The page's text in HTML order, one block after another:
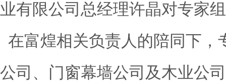
业有限公司总经理许晶对专家
在富煌相关负责人的陪同下，
公司、门窗幕墙公司及木业公